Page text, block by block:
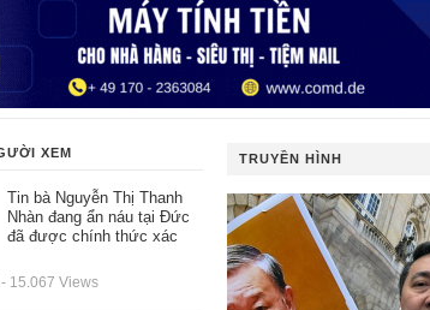
XEM
Tin bà Nguyễn Thị Thanh
Nhàn đang ẩn náu tại Đức
đã được chính thức xác
- 15.067 Views
TRUYỀN HÌNH